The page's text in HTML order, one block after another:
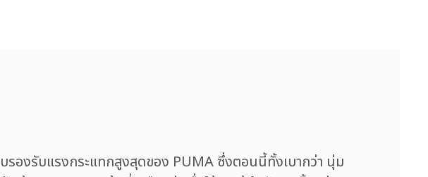
องรับแรงกระแทกสูงสุดของ PUMA ซึ่งตอนนี้ทั้งเบากว่า นุ่ม